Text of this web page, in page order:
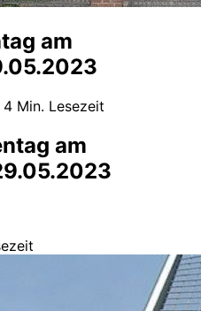
am
4 Min. Lesezeit
am